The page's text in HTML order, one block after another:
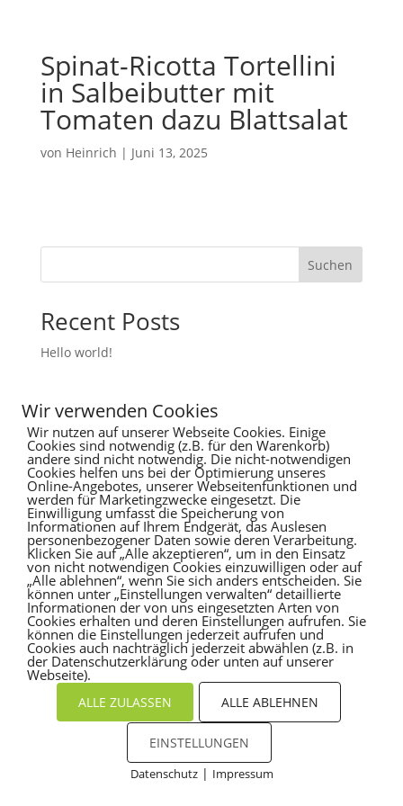
Spinat-Ricotta Tortellini
in Salbeibutter mit
Tomaten dazu Blattsalat
von Heinrich | Juni 13, 2025
Suchen
Recent Posts
Hello world!
Recent Comments
Es sind keine Kommentare vorhanden.
Wir verwenden Cookies
Wir nutzen auf unserer Webseite Cookies. Einige
Cookies sind notwendig (z.B. für den Warenkorb)
andere sind nicht notwendig. Die nicht-notwendigen
Cookies helfen uns bei der Optimierung unseres
Online-Angebotes, unserer Webseitenfunktionen und
werden für Marketingzwecke eingesetzt. Die
Einwilligung umfasst die Speicherung von
Informationen auf Ihrem Endgerät, das Auslesen
personenbezogener Daten sowie deren Verarbeitung.
Klicken Sie auf „Alle akzeptieren“, um in den Einsatz
von nicht notwendigen Cookies einzuwilligen oder auf
„Alle ablehnen“, wenn Sie sich anders entscheiden. Sie
können unter „Einstellungen verwalten“ detaillierte
Informationen der von uns eingesetzten Arten von
Cookies erhalten und deren Einstellungen aufrufen. Sie
können die Einstellungen jederzeit aufrufen und
Cookies auch nachträglich jederzeit abwählen (z.B. in
der Datenschutzerklärung oder unten auf unserer
Webseite).
ALLE ZULASSEN ALLE ABLEHNEN
EINSTELLUNGEN
Datenschutz| Impressum